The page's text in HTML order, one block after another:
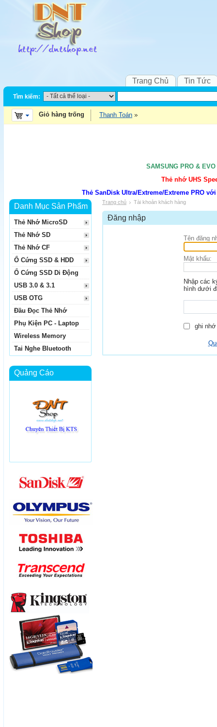
Trang Chủ Tin Tức
Tìm kiếm:
Giỏ hàng trống Thanh Toán
SAMSUNG PRO &
Thẻ nhớ UHS
Thẻ SanDisk Ultra/Extreme/Extreme PRO
Trang chủ Tài khoản khách hàng
Đăng nhập
Tên đăng
Mật khẩu:
Nhập các
hình dưới
ghi
Danh Mục Sản Phẩm
Thẻ Nhớ MicroSD
Thẻ Nhớ SD
Thẻ Nhớ CF
Ổ Cứng SSD & HDD
Ổ Cứng SSD Di Động
USB 3.0 & 3.1
USB OTG
Đầu Đọc Thẻ Nhớ
Phụ Kiện PC - Laptop
Wireless Memory
Tai Nghe Bluetooth
Quảng Cáo